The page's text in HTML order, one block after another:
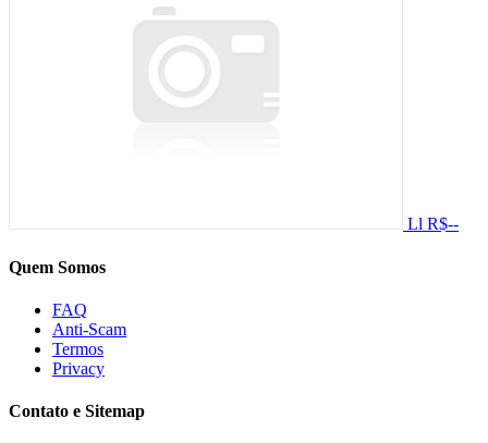
Ll R$--
Quem Somos
FAQ
Anti-Scam
Termos
Privacy
Contato e Sitemap